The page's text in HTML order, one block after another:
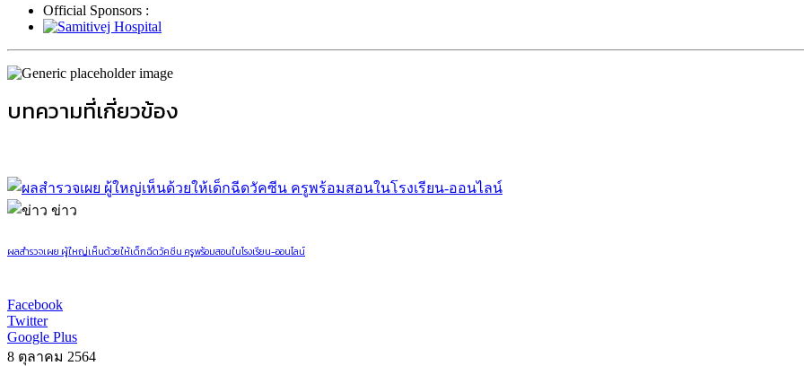
Official Sponsors :
บทความที่เกี่ยวข้อง
ข่าว
ผลสำรวจเผย ผู้ใหญ่เห็นด้วยให้เด็กฉีดวัคซีน ครูพร้อมสอนในโรงเรียน-ออนไลน์
Facebook
Twitter
Google Plus
8 ตุลาคม 2564